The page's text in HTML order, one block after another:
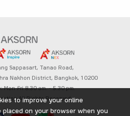
Sappasart, Tanao Road,
Nakhon District, Bangkok, 10200
Mon-Fri 8.30 am. – 5.30 pm.
All Rights Reserved
to improve your online
placed on your browser when you